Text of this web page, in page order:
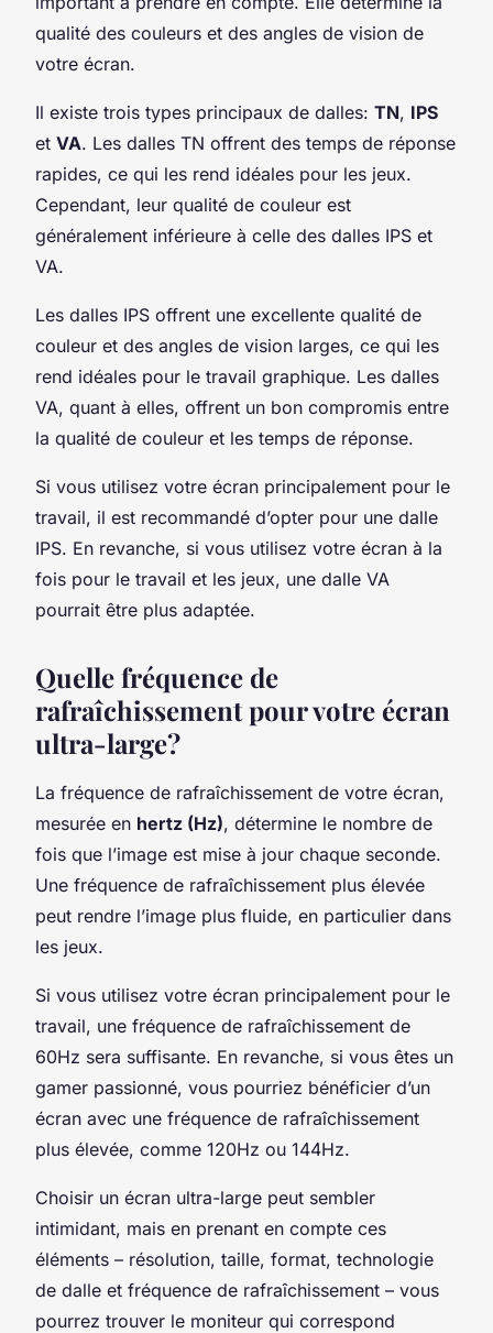
qualité des couleurs et des angles de vision de
votre écran.
Il existe trois types principaux de dalles: TN, IPS
et VA. Les dalles TN offrent des temps de réponse
rapides, ce qui les rend idéales pour les jeux.
Cependant, leur qualité de couleur est
généralement inférieure à celle des dalles IPS et
VA.
Les dalles IPS offrent une excellente qualité de
couleur et des angles de vision larges, ce qui les
rend idéales pour le travail graphique. Les dalles
VA, quant à elles, offrent un bon compromis entre
la qualité de couleur et les temps de réponse.
Si vous utilisez votre écran principalement pour le
travail, il est recommandé d’opter pour une dalle
IPS. En revanche, si vous utilisez votre écran à la
fois pour le travail et les jeux, une dalle VA
pourrait être plus adaptée.
Quelle fréquence de
rafraîchissement pour votre écran
ultra-large?
La fréquence de rafraîchissement de votre écran,
mesurée en hertz (Hz), détermine le nombre de
fois que l’image est mise à jour chaque seconde.
Une fréquence de rafraîchissement plus élevée
peut rendre l’image plus fluide, en particulier dans
les jeux.
Si vous utilisez votre écran principalement pour le
travail, une fréquence de rafraîchissement de
60Hz sera suffisante. En revanche, si vous êtes un
gamer passionné, vous pourriez bénéficier d’un
écran avec une fréquence de rafraîchissement
plus élevée, comme 120Hz ou 144Hz.
Choisir un écran ultra-large peut sembler
intimidant, mais en prenant en compte ces
éléments – résolution, taille, format, technologie
de dalle et fréquence de rafraîchissement – vous
pourrez trouver le moniteur qui correspond